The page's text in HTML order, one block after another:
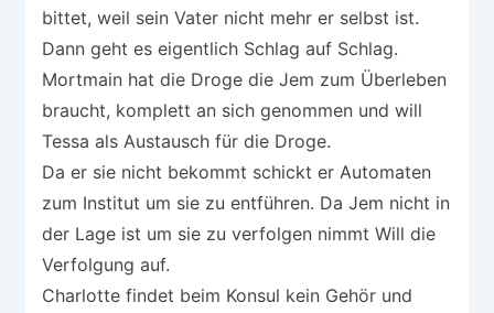
bittet, weil sein Vater nicht mehr er selbst ist.
Dann geht es eigentlich Schlag auf Schlag.
Mortmain hat die Droge die Jem zum Überleben
braucht, komplett an sich genommen und will
Tessa als Austausch für die Droge.
Da er sie nicht bekommt schickt er Automaten
zum Institut um sie zu entführen. Da Jem nicht in
der Lage ist um sie zu verfolgen nimmt Will die
Verfolgung auf.
Charlotte findet beim Konsul kein Gehör und